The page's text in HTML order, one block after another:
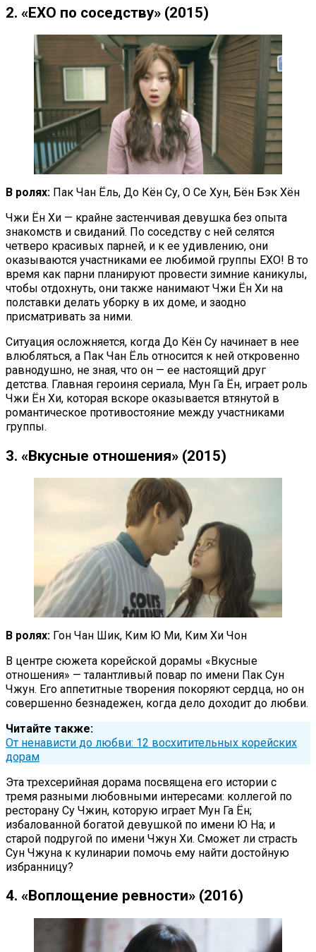
2. «EXO по соседству» (2015)
В ролях: Пак Чан Ёль, До Кён Су, О Се Хун, Бён Бэк Хён
Чжи Ён Хи — крайне застенчивая девушка без опыта
знакомств и свиданий. По соседству с ней селятся
четверо красивых парней, и к ее удивлению, они
оказываются участниками ее любимой группы EXO! В то
время как парни планируют провести зимние каникулы,
чтобы отдохнуть, они также нанимают Чжи Ён Хи на
полставки делать уборку в их доме, и заодно
присматривать за ними.
Ситуация осложняется, когда До Кён Су начинает в нее
влюбляться, а Пак Чан Ёль относится к ней откровенно
равнодушно, не зная, что он — ее настоящий друг
детства. Главная героиня сериала, Мун Га Ён, играет роль
Чжи Ён Хи, которая вскоре оказывается втянутой в
романтическое противостояние между участниками
группы.
3. «Вкусные отношения» (2015)
В ролях: Гон Чан Шик, Ким Ю Ми, Ким Хи Чон
В центре сюжета корейской дорамы «Вкусные
отношения» — талантливый повар по имени Пак Сун
Чжун. Его аппетитные творения покоряют сердца, но он
совершенно безнадежен, когда дело доходит до любви.
Читайте также:
От ненависти до любви: 12 восхитительных корейских
дорам
Эта трехсерийная дорама посвящена его истории с
тремя разными любовными интересами: коллегой по
ресторану Су Чжин, которую играет Мун Га Ён;
избалованной богатой девушкой по имени Ю На; и
старой подругой по имени Чжун Хи. Сможет ли страсть
Сун Чжуна к кулинарии помочь ему найти достойную
избранницу?
4. «Воплощение ревности» (2016)